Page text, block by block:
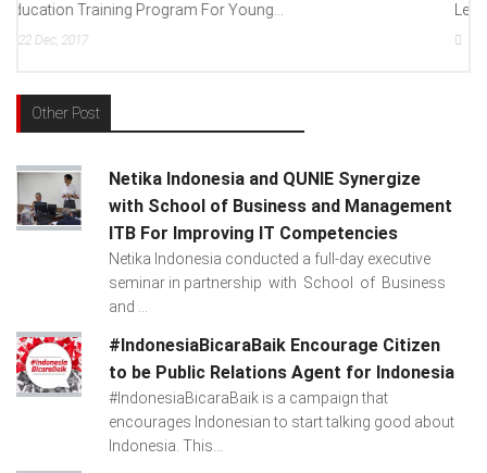
Lenovo Indonesia), Andien Aisyah...
15 Dec, 2017
Other Post
Netika Indonesia and QUNIE Synergize
with School of Business and Management
ITB For Improving IT Competencies
Netika Indonesia conducted a full-day executive
seminar in partnership with School of Business
and ...
#IndonesiaBicaraBaik Encourage Citizen
to be Public Relations Agent for Indonesia
#IndonesiaBicaraBaik is a campaign that
encourages Indonesian to start talking good about
Indonesia. This...